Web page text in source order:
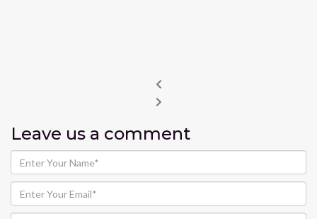
Leave us a comment